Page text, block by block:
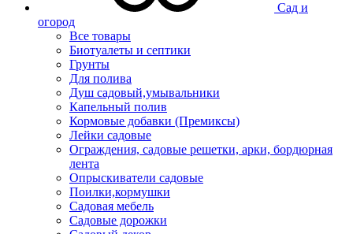
Сад и
огород
Все товары
Биотуалеты и септики
Грунты
Для полива
Душ садовый,умывальники
Капельный полив
Кормовые добавки (Премиксы)
Лейки садовые
Ограждения, садовые решетки, арки, бордюрная
лента
Опрыскиватели садовые
Поилки,кормушки
Садовая мебель
Садовые дорожки